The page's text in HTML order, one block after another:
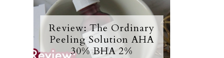
Review: The Ordinary
Peeling Solution AHA
30% BHA 2%